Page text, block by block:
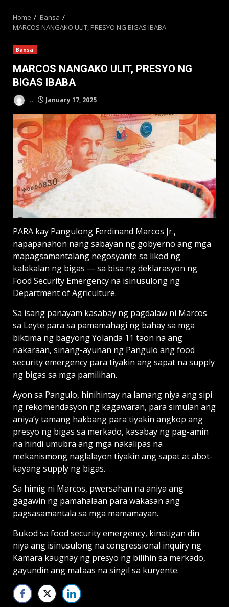
Home
Bansa
MARCOS NANGAKO ULIT, PRESYO NG BIGAS IBABA
Bansa
MARCOS NANGAKO ULIT, PRESYO NG
BIGAS IBABA
.. January 17, 2025
PARA kay Pangulong Ferdinand Marcos Jr.,
napapanahon nang sabayan ng gobyerno ang mga
mapagsamantalang negosyante sa likod ng
kalakalan ng bigas — sa bisa ng deklarasyon ng
Food Security Emergency na isinusulong ng
Department of Agriculture.
Sa isang panayam kasabay ng pagdalaw ni Marcos
sa Leyte para sa pamamahagi ng bahay sa mga
biktima ng bagyong Yolanda 11 taon na ang
nakaraan, sinang-ayunan ng Pangulo ang food
security emergency para tiyakin ang sapat na supply
ng bigas sa mga pamilihan.
Ayon sa Pangulo, hinihintay na lamang niya ang sipi
ng rekomendasyon ng kagawaran, para simulan ang
aniya’y tamang hakbang para tiyakin angkop ang
presyo ng bigas sa merkado, kasabay ng pag-amin
na hindi umubra ang mga nakalipas na
mekanismong naglalayon tiyakin ang sapat at abot-
kayang supply ng bigas.
Sa himig ni Marcos, pwersahan na aniya ang
gagawin ng pamahalaan para wakasan ang
pagsasamantala sa mga mamamayan.
Bukod sa food security emergency, kinatigan din
niya ang isinusulong na congressional inquiry ng
Kamara kaugnay ng presyo ng bilihin sa merkado,
gayundin ang mataas na singil sa kuryente.